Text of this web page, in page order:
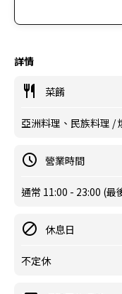
詳情
菜餚
亞洲料理、民族料理 /
營業時間
通常 11:00 - 23:00 (最
休息日
不定休